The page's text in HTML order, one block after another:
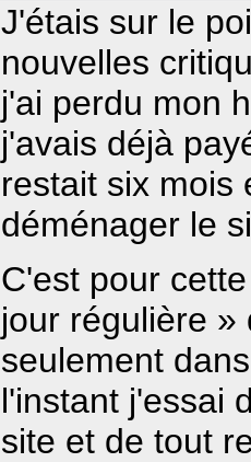
J'étais sur le
nouvelles
j'ai perdu mon
j'avais déjà
restait six mois
déménager le
C'est pour
jour régulière »
seulement
l'instant j'essai
site et de tout